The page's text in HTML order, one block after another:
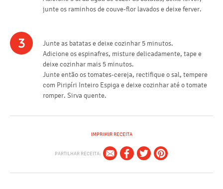
junte os raminhos de couve-flor lavados e deixe ferver.
3
Junte as batatas e deixe cozinhar 5 minutos.
Adicione os espinafres, misture delicadamente, tape e
deixe cozinhar mais 5 minutos.
Junte então os tomates-cereja, rectifique o sal, tempere
com Piripíri Inteiro Espiga e deixe cozinhar até o tomate
romper. Sirva quente.
IMPRIMIR RECEITA
PARTILHAR RECEITA: